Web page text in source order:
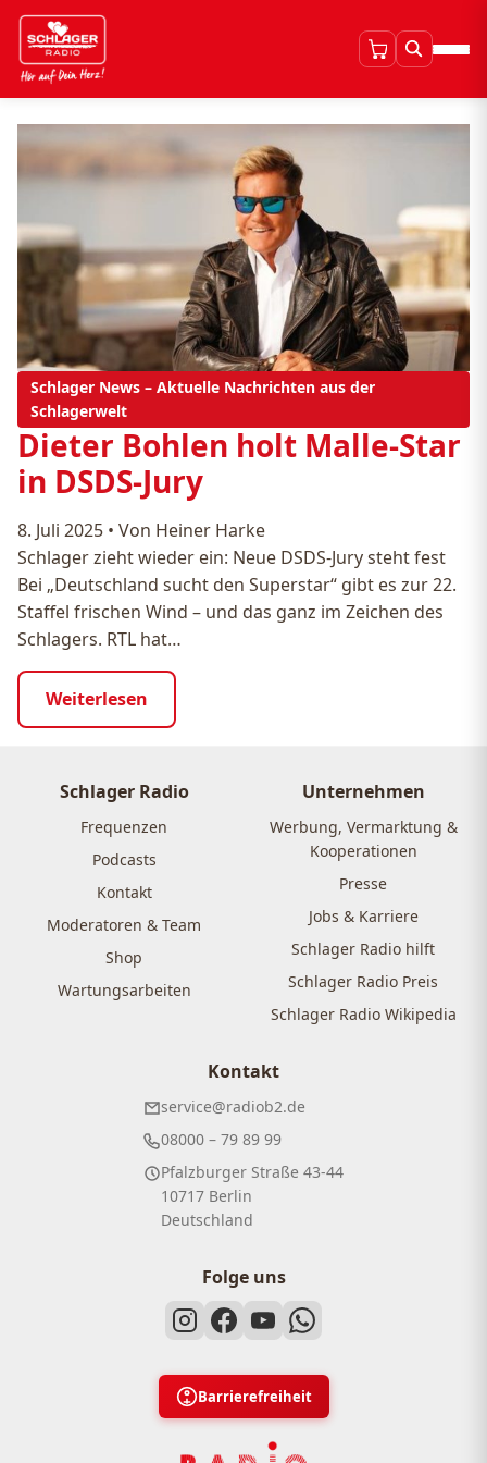
Schlager News – Aktuelle Nachrichten aus der
Schlagerwelt
Dieter Bohlen holt Malle-Star
in DSDS-Jury
8. Juli 2025 • Von Heiner Harke
Schlager zieht wieder ein: Neue DSDS-Jury steht fest
Bei „Deutschland sucht den Superstar“ gibt es zur 22.
Staffel frischen Wind – und das ganz im Zeichen des
Schlagers. RTL hat…
Weiterlesen
Schlager Radio
Frequenzen
Podcasts
Kontakt
Moderatoren & Team
Shop
Wartungsarbeiten
Unternehmen
Werbung, Vermarktung &
Kooperationen
Presse
Jobs & Karriere
Schlager Radio hilft
Schlager Radio Preis
Schlager Radio Wikipedia
Kontakt
service@radiob2.de
08000 – 79 89 99
Pfalzburger Straße 43-44
10717 Berlin
Deutschland
Folge uns
Barrierefreiheit